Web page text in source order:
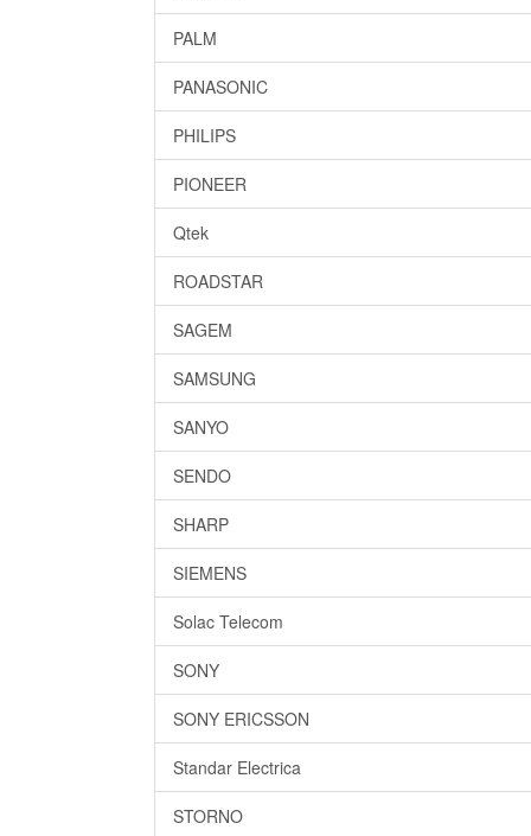
PALM
PANASONIC
PHILIPS
PIONEER
Qtek
ROADSTAR
SAGEM
SAMSUNG
SANYO
SENDO
SHARP
SIEMENS
Solac Telecom
SONY
SONY ERICSSON
Standar Electrica
STORNO